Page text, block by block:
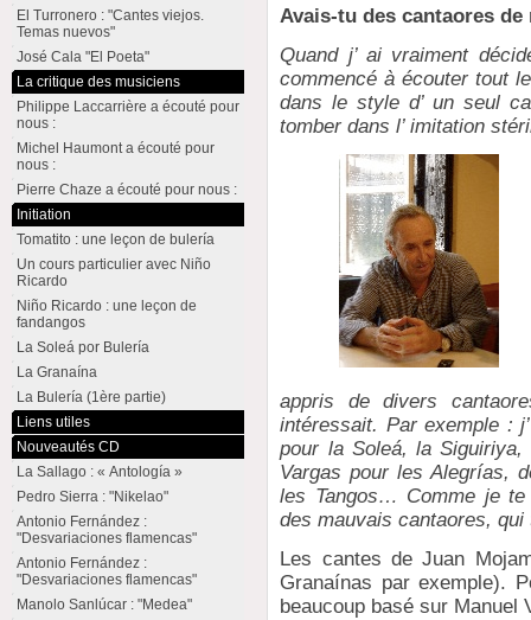
Avais-tu des cantaores
Quand j’ ai vraiment
commencé à écouter tout
dans le style d’ un seul
tomber dans l’ imitation
appris de divers
intéressait. Par exemple :
pour la Soleá, la
Vargas pour les Alegrías,
les Tangos… Comme je
des mauvais cantaores, qui
Les cantes de Juan
Granaínas par exemple).
beaucoup basé sur Manuel
El Turronero : "Cantes viejos.
Temas nuevos"
José Cala "El Poeta"
La critique des musiciens
Philippe Laccarrière a écouté pour
nous :
Michel Haumont a écouté pour
nous :
Pierre Chaze a écouté pour nous :
Initiation
Tomatito : une leçon de bulería
Un cours particulier avec Niño
Ricardo
Niño Ricardo : une leçon de
fandangos
La Soleá por Bulería
La Granaína
La Bulería (1ère partie)
Liens utiles
Nouveautés CD
La Sallago : « Antología »
Pedro Sierra : "Nikelao"
Antonio Fernández :
"Desvariaciones flamencas"
Antonio Fernández :
"Desvariaciones flamencas"
Manolo Sanlúcar : "Medea"